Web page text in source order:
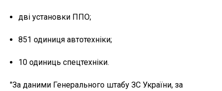
дві установки ППО;
851 одиниця автотехніки;
10 одиниць спецтехніки.
"За даними Генерального штабу ЗС України, за